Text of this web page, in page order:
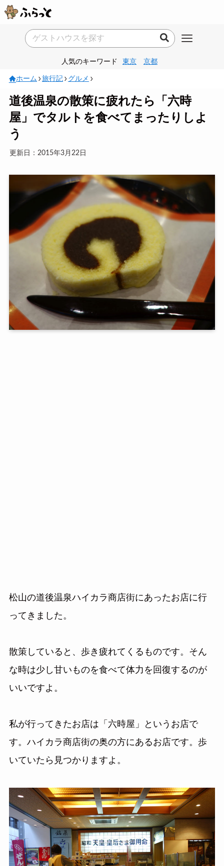
人気のキーワード 東京 京都
ホーム 旅行記 グルメ
道後温泉の散策に疲れたら「六時
屋」でタルトを食べてまったりしよ
う
更新日：2015年3月22日
松山の道後温泉ハイカラ商店街にあったお店に行
ってきました。
散策していると、歩き疲れてくるものです。そん
な時は少し甘いものを食べて体力を回復するのが
いいですよ。
私が行ってきたお店は「六時屋」というお店で
す。ハイカラ商店街の奥の方にあるお店です。歩
いていたら見つかりますよ。